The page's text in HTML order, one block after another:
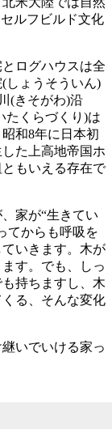
ルフビルド文化
ログハウスは全
しょうそういん)
(きそがわ)沿
たくらづくり)は
和8年に日本初
た上高地帝国ホ
もいえる存在で
家が“生きてい
てからも呼吸を
いきます。木が
す。でも、しっ
持ちますし、木
る、そんな変化
いでいける家っ